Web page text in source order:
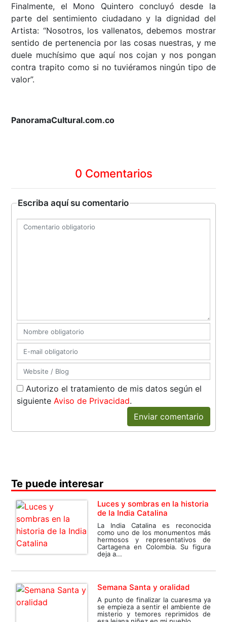
Finalmente, el Mono Quintero concluyó desde la
parte del sentimiento ciudadano y la dignidad del
Artista: “Nosotros, los vallenatos, debemos mostrar
sentido de pertenencia por las cosas nuestras, y me
duele muchísimo que aquí nos cojan y nos pongan
contra trapito como si no tuviéramos ningún tipo de
valor”.
PanoramaCultural.com.co
0 Comentarios
Escriba aquí su comentario
Autorizo el tratamiento de mis datos según el
siguiente Aviso de Privacidad.
Enviar comentario
Te puede interesar
Luces y sombras en la historia
de la India Catalina
La India Catalina es reconocida
como uno de los monumentos más
hermosos y representativos de
Cartagena en Colombia. Su figura
deja a...
Semana Santa y oralidad
A punto de finalizar la cuaresma ya
se empieza a sentir el ambiente de
misterio y temores reprimidos de